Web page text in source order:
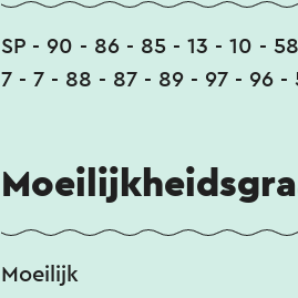
SP - 90 - 86 - 85 - 13 - 10 -
7 - 7 - 88 - 87 - 89 - 97 - 96 -
Moeilijk